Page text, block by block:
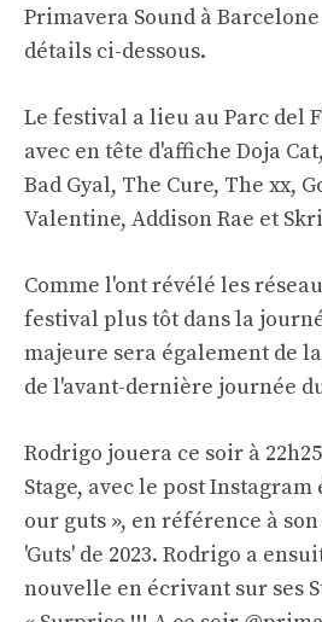
Primavera Sound à
détails ci-dessous.
Le festival a lieu au Parc del
avec en tête d'affiche Doja
Bad Gyal, The Cure, The xx,
Valentine, Addison Rae et
Comme l'ont révélé les
festival plus tôt dans la
majeure sera également de
de l'avant-dernière journée
Rodrigo jouera ce soir à
Stage, avec le post
our guts », en référence à
'Guts' de 2023. Rodrigo a
nouvelle en écrivant sur ses